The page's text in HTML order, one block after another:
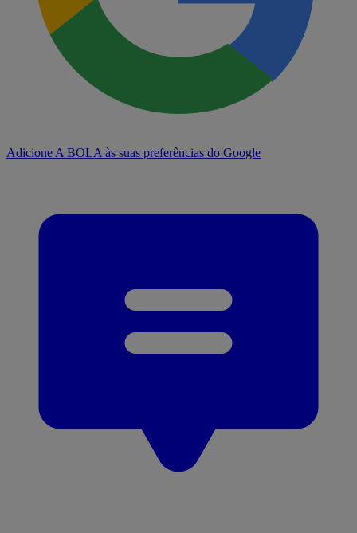
Adicione A BOLA às suas preferências do Google